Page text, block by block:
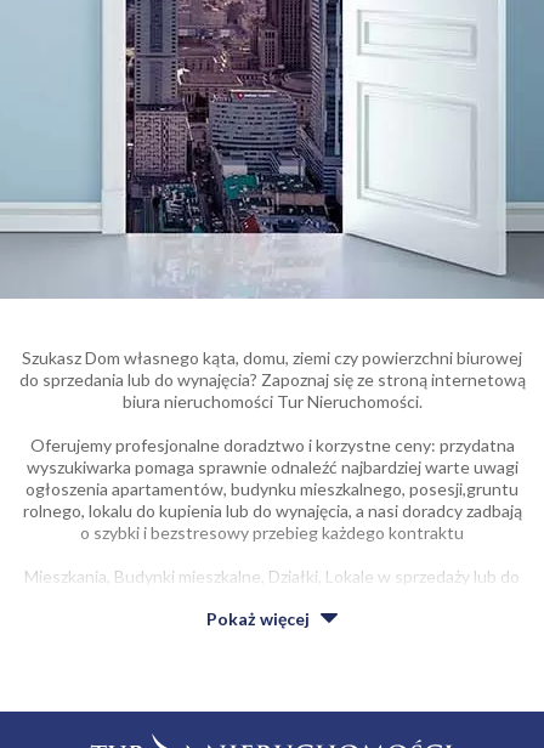
Szukasz Dom własnego kąta, domu, ziemi czy powierzchni biurowej
do sprzedania lub do wynajęcia? Zapoznaj się ze stroną internetową
biura nieruchomości Tur Nieruchomości.
Oferujemy profesjonalne doradztwo i korzystne ceny: przydatna
wyszukiwarka pomaga sprawnie odnaleźć najbardziej warte uwagi
ogłoszenia apartamentów, budynku mieszkalnego, posesji,gruntu
rolnego, lokalu do kupienia lub do wynajęcia, a nasi doradcy zadbają
o szybki i bezstresowy przebieg każdego kontraktu
Mieszkania, Budynki mieszkalne, Działki, Lokale w sprzedaży lub do
Niezależnie od tego, czy zależy ci na sporym, czy raczej niewielkim
Z usług naszej firmy korzysta coraz więcej osób dysponujących
Pokaż więcej